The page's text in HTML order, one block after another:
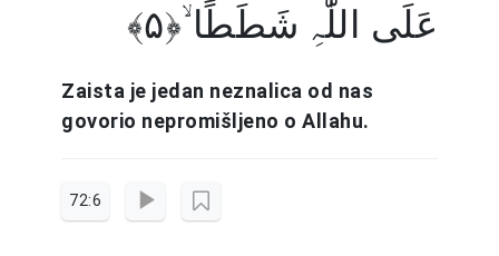
عَلَی اللّٰہِ شَطَطًا ۙ﴿۵﴾
Zaista je jedan neznalica od nas
govorio nepromišljeno o Allahu.
72:6